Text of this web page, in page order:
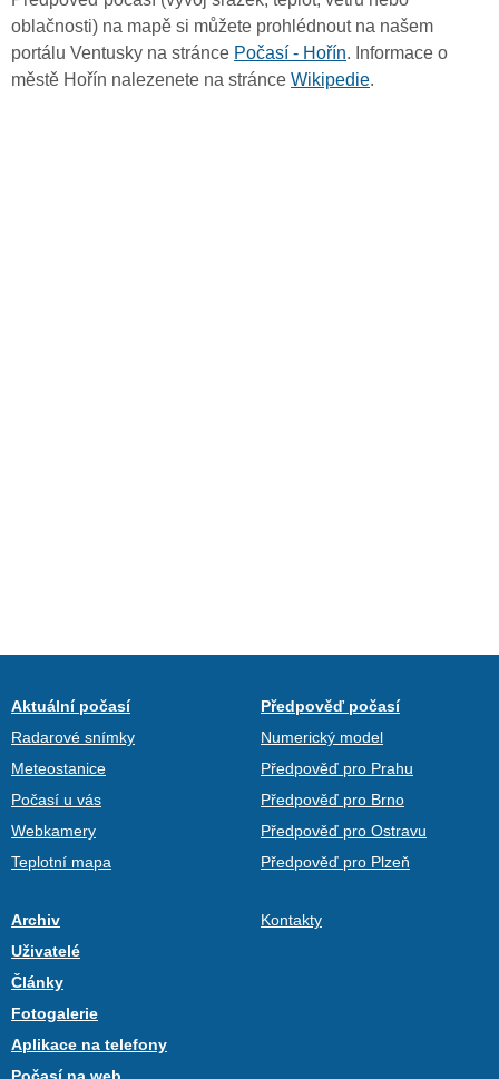
oblačnosti) na mapě si můžete prohlédnout na našem
portálu Ventusky na stránce Počasí - Hořín. Informace o
městě Hořín nalezenete na stránce Wikipedie.
Aktuální počasí
Radarové snímky
Meteostanice
Počasí u vás
Webkamery
Teplotní mapa
Předpověď počasí
Numerický model
Předpověď pro Prahu
Předpověď pro Brno
Předpověď pro Ostravu
Předpověď pro Plzeň
Archiv
Uživatelé
Články
Fotogalerie
Aplikace na telefony
Kontakty